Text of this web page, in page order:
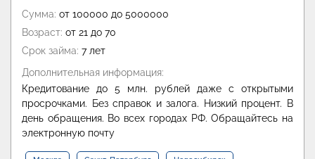
Сумма: от 100000 до 5000000
Возраст: от 21 до 70
Срок займа: 7 лет
Дополнительная информация:
Кредитование до 5 млн. рублей даже с открытыми
просрочками. Без справок и залога. Низкий процент. В
день обращения. Во всех городах РФ. Обращайтесь на
электронную почту